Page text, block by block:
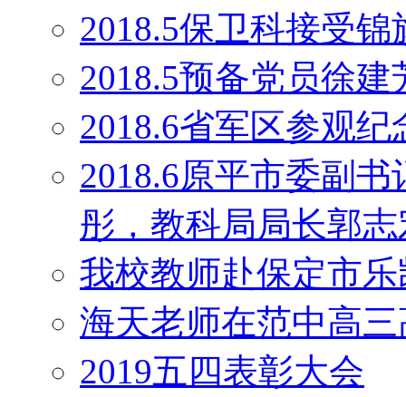
2018.5保卫科接受锦
2018.5预备党员徐
2018.6省军区参观纪
2018.6原平市委副
彤，教科局局长郭
我校教师赴保定市
海天老师在范中高
2019五四表彰大会